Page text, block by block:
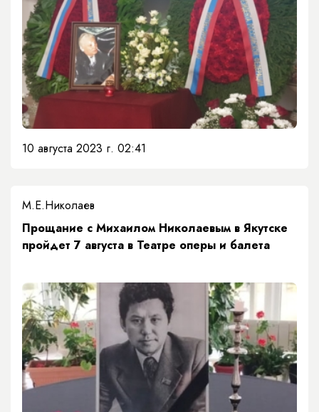
10 августа 2023 г. 02:41
М.Е.Николаев
Прощание с Михаилом Николаевым в Якутске
пройдет 7 августа в Театре оперы и балета